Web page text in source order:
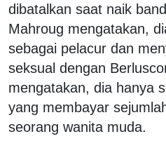
dibatalkan saat naik
Mahroug mengatakan,
sebagai pelacur dan
seksual dengan
mengatakan, dia hanya
yang membayar
seorang wanita muda.